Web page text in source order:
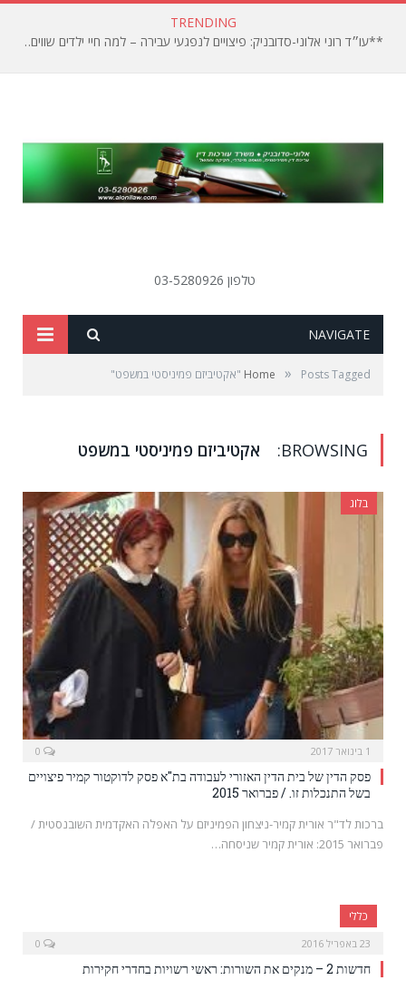
TRENDING
**עו״ד רוני אלוני-סדובניק: פיצויים לנפגעי עבירה – למה חיי ילדים שווים פחות?**
טלפון 03-5280926
NAVIGATE
SEARCH
Home » Posts Tagged "אקטיביזם פמיניסטי במשפט"
BROWSING: אקטיביזם פמיניסטי במשפט
בלוג
1 בינואר 2017
פסק הדין של בית הדין האזורי לעבודה בת"א פסק לדוקטור קמיר פיצויים
בשל התנכלות זו. / פברואר 2015
ברכות לד"ר אורית קמיר-ניצחון הפמיניזם על האפלה האקדמית השובנסטית /
פברואר 2015: אורית קמיר שניסחה…
כללי
23 באפריל 2016
חדשות 2 – מנקים את השורות: ראשי רשויות בחדרי חקירות